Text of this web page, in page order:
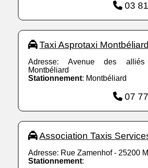
03
Taxi Asprotaxi Montbéliard
Adresse: Avenue des
Montbéliard
Stationnement: Montbéliard
07
Association Taxis
Adresse: Rue Zamenhof - 25200
Stationnement: